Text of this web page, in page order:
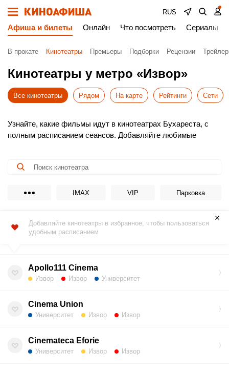
RUS
Афиша и билеты Онлайн Что посмотреть Сериалы
В прокате Кинотеатры Премьеры Подборки Рецензии
Кинотеатры у метро «Извор»
Все кинотеатры Рядом На карте Рейтинги Сети
Узнайте, какие фильмы идут в кинотеатрах Бухареста, с
полным расписанием сеансов. Добавляйте любимые
билеты в кино онлайн без очередей. Это просто, быстро и
Не пропустите премьеры – бронируйте места заранее.
IMAX VIP Парковка
Добавляйте кинотеатры в избранное, чтобы пользоваться
удобным расписанием
Apollo111 Cinema
Извор Извор Университет
Cinema Union
Университет Извор Извор
Cinemateca Eforie
Университет Извор Извор